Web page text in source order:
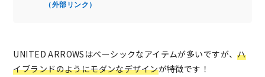
（外部リンク）
UNITED ARROWSはベーシックなアイテムが多いですが、ハ
イブランドのようにモダンなデザインが特徴です！